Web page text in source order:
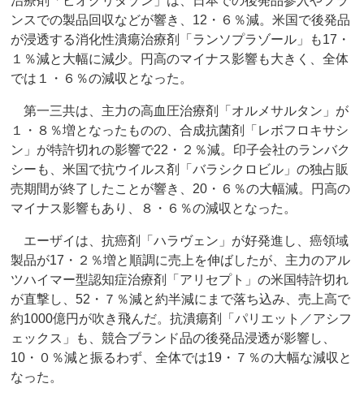
ンスでの製品回収などが響き、12・６％減。米国で後発品
が浸透する消化性潰瘍治療剤「ランソプラゾール」も17・
１％減と大幅に減少。円高のマイナス影響も大きく、全体
では１・６％の減収となった。
第一三共は、主力の高血圧治療剤「オルメサルタン」が
１・８％増となったものの、合成抗菌剤「レボフロキサシ
ン」が特許切れの影響で22・２％減。印子会社のランバク
シーも、米国で抗ウイルス剤「バラシクロビル」の独占販
売期間が終了したことが響き、20・６％の大幅減。円高の
マイナス影響もあり、８・６％の減収となった。
エーザイは、抗癌剤「ハラヴェン」が好発進し、癌領域
製品が17・２％増と順調に売上を伸ばしたが、主力のアル
ツハイマー型認知症治療剤「アリセプト」の米国特許切れ
が直撃し、52・７％減と約半減にまで落ち込み、売上高で
約1000億円が吹き飛んだ。抗潰瘍剤「パリエット／アシフ
ェックス」も、競合ブランド品の後発品浸透が影響し、
10・０％減と振るわず、全体では19・７％の大幅な減収と
なった。